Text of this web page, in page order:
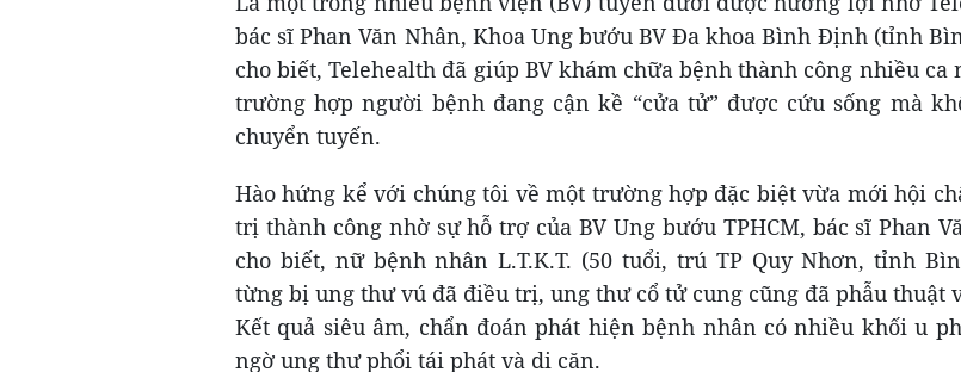
bác sĩ Phan Văn Nhân, Khoa Ung bướu BV Đa khoa Bình Định (tỉnh
cho biết, Telehealth đã giúp BV khám chữa bệnh thành công nhiều ca
trường hợp người bệnh đang cận kề “cửa tử” được cứu sống mà
chuyển tuyến.
Hào hứng kể với chúng tôi về một trường hợp đặc biệt vừa mới hội
trị thành công nhờ sự hỗ trợ của BV Ung bướu TPHCM, bác sĩ Phan
cho biết, nữ bệnh nhân L.T.K.T. (50 tuổi, trú TP Quy Nhơn, tỉnh
từng bị ung thư vú đã điều trị, ung thư cổ tử cung cũng đã phẫu thuật
Kết quả siêu âm, chẩn đoán phát hiện bệnh nhân có nhiều khối u
ngờ ung thư phổi tái phát và di căn.